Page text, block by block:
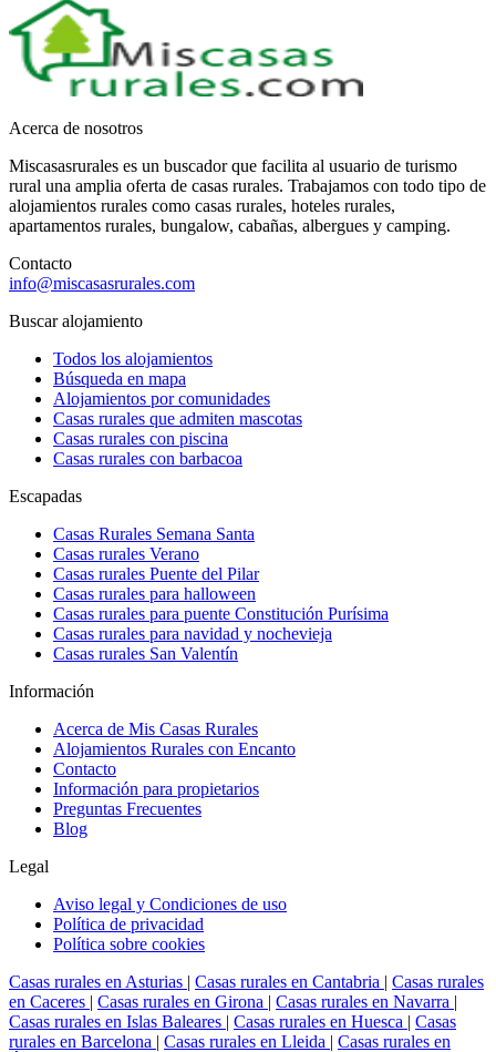
Acerca de nosotros
Miscasasrurales es un buscador que facilita al usuario de turismo
rural una amplia oferta de casas rurales. Trabajamos con todo tipo de
alojamientos rurales como casas rurales, hoteles rurales,
apartamentos rurales, bungalow, cabañas, albergues y camping.
Contacto
info@miscasasrurales.com
Buscar alojamiento
Todos los alojamientos
Búsqueda en mapa
Alojamientos por comunidades
Casas rurales que admiten mascotas
Casas rurales con piscina
Casas rurales con barbacoa
Escapadas
Casas Rurales Semana Santa
Casas rurales Verano
Casas rurales Puente del Pilar
Casas rurales para halloween
Casas rurales para puente Constitución Purísima
Casas rurales para navidad y nochevieja
Casas rurales San Valentín
Información
Acerca de Mis Casas Rurales
Alojamientos Rurales con Encanto
Contacto
Información para propietarios
Preguntas Frecuentes
Blog
Legal
Aviso legal y Condiciones de uso
Política de privacidad
Política sobre cookies
Casas rurales en Asturias | Casas rurales en Cantabria | Casas rurales
en Caceres | Casas rurales en Girona | Casas rurales en Navarra |
Casas rurales en Islas Baleares | Casas rurales en Huesca | Casas
rurales en Barcelona | Casas rurales en Lleida | Casas rurales en